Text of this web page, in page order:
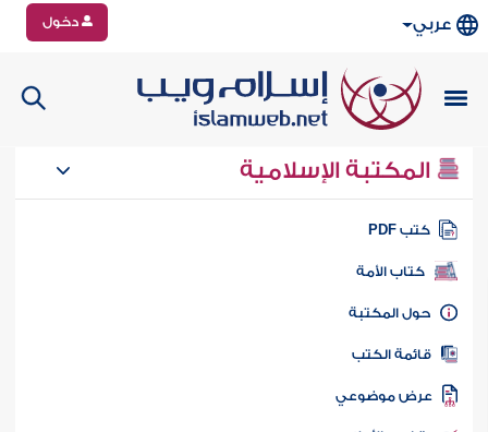
عربي دخول
المكتبة الإسلامية
كتب PDF
كتاب الأمة
المكتبة
الكتب